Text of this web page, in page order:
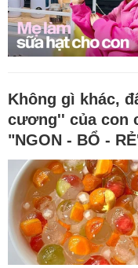
Không gì khác,
cương'' của con
"NGON - BỔ -